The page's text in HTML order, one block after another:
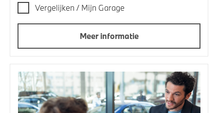
Vergelijken / Mijn Garage
Meer informatie